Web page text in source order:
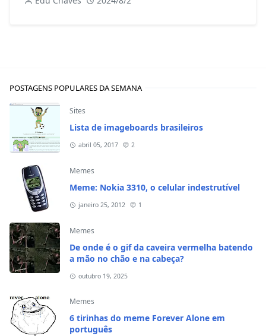
POSTAGENS POPULARES DA SEMANA
Sites
Lista de imageboards brasileiros
abril 05, 2017 2
Memes
Meme: Nokia 3310, o celular indestrutível
janeiro 25, 2012 1
Memes
De onde é o gif da caveira vermelha batendo
a mão no chão e na cabeça?
outubro 19, 2025
Memes
6 tirinhas do meme Forever Alone em
português